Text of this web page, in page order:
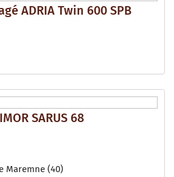
ADRIA Twin 600 SPB
SARUS 68
Maremne (40)